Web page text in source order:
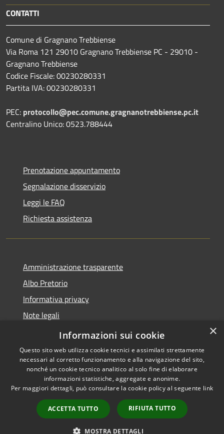
CONTATTI
Comune di Gragnano Trebbiense
Via Roma 121 29010 Gragnano Trebbiense PC - 29010 -
Gragnano Trebbiense
Codice Fiscale: 00230280331
Partita IVA: 00230280331
PEC: protocollo@pec.comune.gragnanotrebbiense.pc.it
Centralino Unico: 0523.788444
Prenotazione appuntamento
Segnalazione disservizio
Leggi le FAQ
Richiesta assistenza
Amministrazione trasparente
Albo Pretorio
Informativa privacy
Note legali
Dichiarazione di accessibilità
Accessibilità
Copyright © 2026 • Comune di
Gragnano Trebbiense (PC) •
Powered byMunicipium
Accesso redazione
×
Informazioni sui cookie
Questo sito web utilizza cookie tecnici e assimilati strettamente
necessari al corretto funzionamento e alla navigazione del sito,
nonché un cookie tecnico analitico al solo fine di elaborare
informazioni statistiche, aggregate e anonime.
Per maggiori dettagli, può consultare la cookie policy al seguente link
ACCETTA TUTTO RIFIUTA TUTTO
MOSTRA DETTAGLI